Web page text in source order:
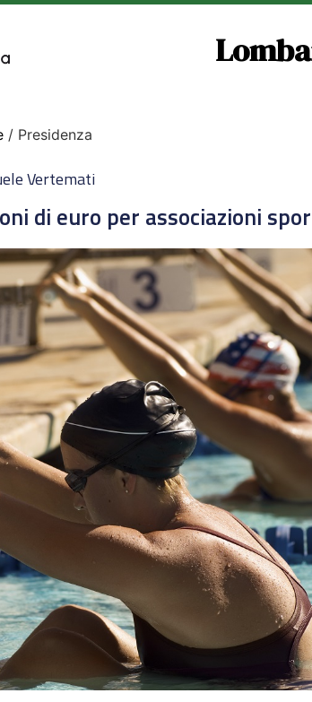
/ Presidenza
Vertemati
di euro per associazioni